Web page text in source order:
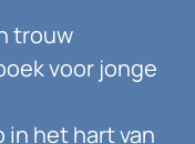
trouw
voor jonge
in het hart van